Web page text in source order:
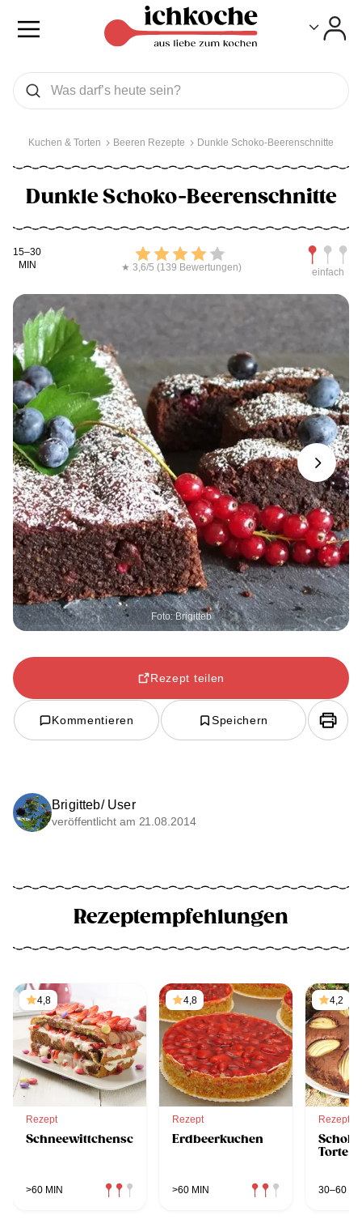
Was wollen Sie suchen
Suchen
Kuchen & Torten Beeren Rezepte Dunkle Schoko-Beerenschnitte
Dunkle Schoko-Beerenschnitte
Kochdauer
15–30
MIN
Bewerten
★ 3,6/5 (139 Bewertungen) einfach
Foto: Brigitteb
Next
Rezept teilen
Kommentieren Speichern
Brigitteb/ User
veröffentlicht am 21.08.2014
Rezeptempfehlungen
4,8
Rezept
Schneewittchenschnitten
>60 MIN
4,8
Rezept
Erdbeerkuchen
>60 MIN
4,2
Rezept
Torte
30–60